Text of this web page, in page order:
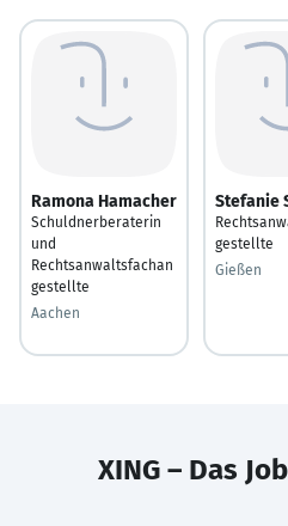
Ramona Hamacher
Schuldnerberaterin
und
Rechtsanwaltsfachan
gestellte
Aachen
Stefanie
gestellte
Gießen
XING – Das